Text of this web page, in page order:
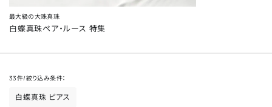
最大級の大珠真珠
白蝶真珠ペア・ルース 特集
33件/絞り込み条件：
白蝶真珠 ピアス